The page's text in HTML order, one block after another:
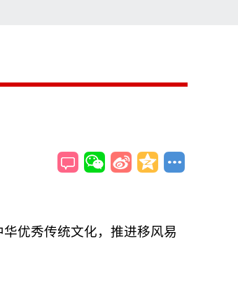
优秀传统文化，推进移风易